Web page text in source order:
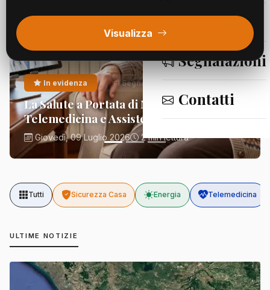
Eventi
Segnalazioni
Contatti
Visualizza
In evidenza Segnalazioni
La Salute a Portata di Mano:
Telemedicina e Assistenza Domiciliare
Giovedì, 09 Luglio 2026 2 min lettura
Tutti Sicurezza Casa Energia Telemedicina
ULTIME NOTIZIE